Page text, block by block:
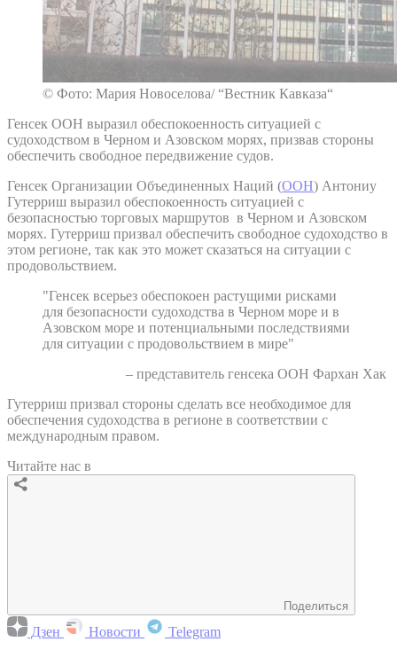
© Фото: Мария Новоселова/ “Вестник Кавказа“
Генсек ООН выразил обеспокоенность ситуацией с
судоходством в Черном и Азовском морях, призвав стороны
обеспечить свободное передвижение судов.
Генсек Организации Объединенных Наций (ООН) Антониу
Гутерриш выразил обеспокоенность ситуацией с
безопасностью торговых маршрутов в Черном и Азовском
морях. Гутерриш призвал обеспечить свободное судоходство в
этом регионе, так как это может сказаться на ситуации с
продовольствием.
"Генсек всерьез обеспокоен растущими рисками
для безопасности судоходства в Черном море и в
Азовском море и потенциальными последствиями
для ситуации с продовольствием в мире"
– представитель генсека ООН Фархан Хак
Гутерриш призвал стороны сделать все необходимое для
обеспечения судоходства в регионе в соответствии с
международным правом.
Читайте нас в
Поделиться
Дзен Новости Telegram